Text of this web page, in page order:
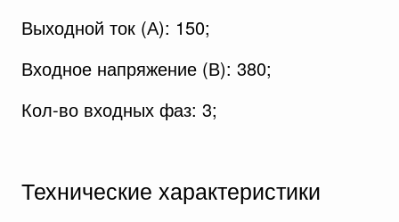
Выходной ток (А): 150;
Входное напряжение (В): 380;
Кол-во входных фаз: 3;
Технические характеристики